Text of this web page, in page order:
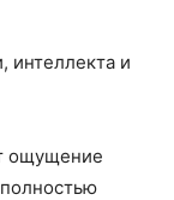
интеллекта и
ощущение